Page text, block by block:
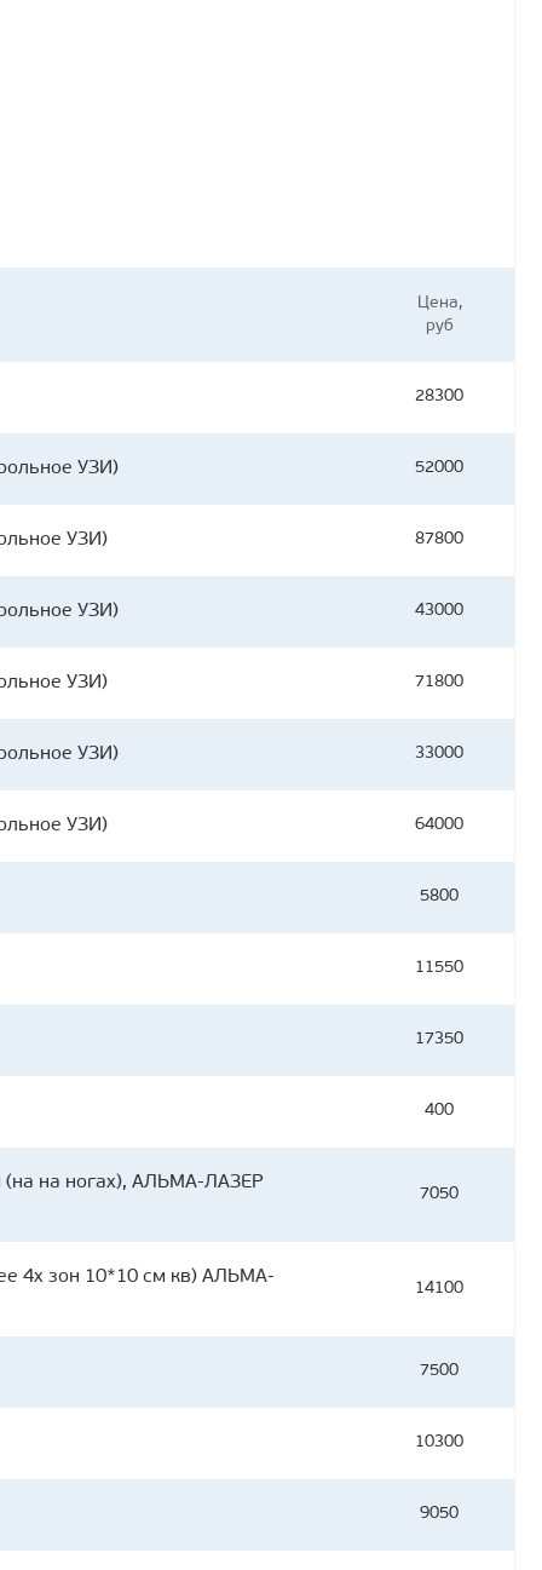
Цена,
руб
28300
УЗИ) 52000
УЗИ) 87800
УЗИ) 43000
УЗИ) 71800
УЗИ) 33000
УЗИ) 64000
5800
11550
17350
400
(на на ногах), АЛЬМА-ЛАЗЕР
7050
4х зон 10*10 см кв) АЛЬМА-
14100
7500
10300
9050